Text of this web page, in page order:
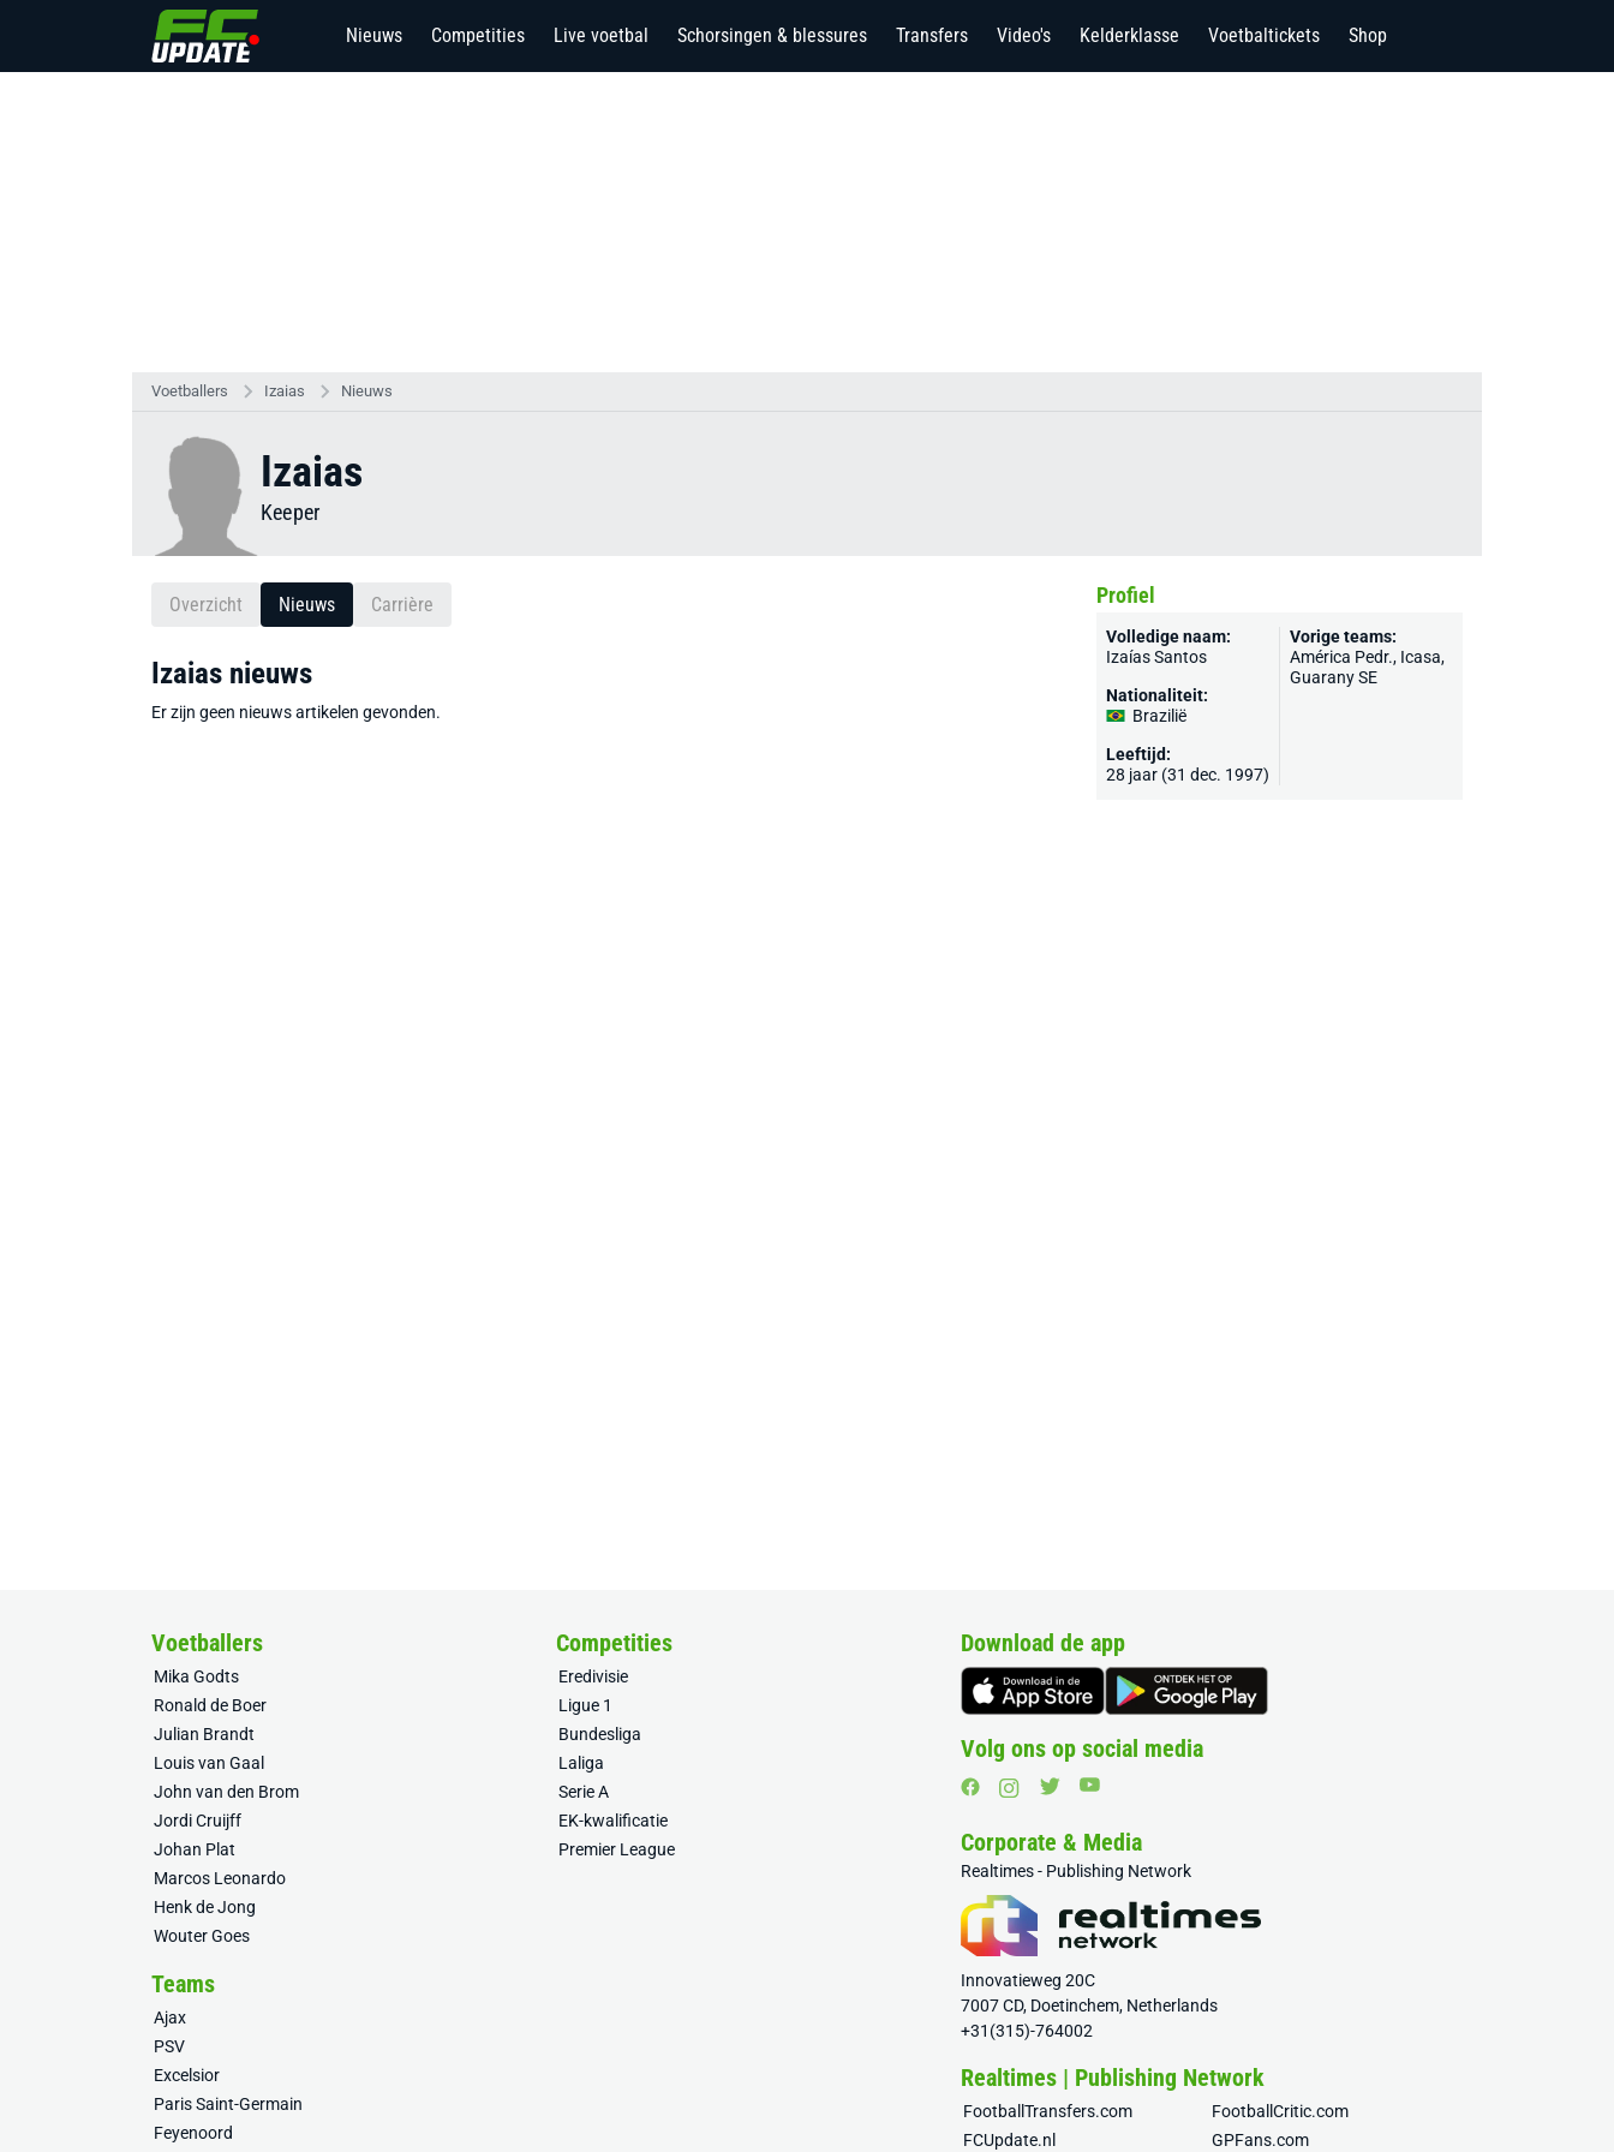
Nieuws Competities Live voetbal Schorsingen & blessures Transfers Video's Kelderklasse Voetbaltickets Shop
Voetballers Izaias Nieuws
Izaias
Keeper
Overzicht Nieuws Carrière
Izaias nieuws
Er zijn geen nieuws artikelen gevonden.
Profiel
Volledige naam:
Izaías Santos
Nationaliteit:
Brazilië
Leeftijd:
28 jaar (31 dec. 1997)
Vorige teams:
América Pedr., Icasa,
Guarany SE
Voetballers
Mika Godts
Ronald de Boer
Julian Brandt
Louis van Gaal
John van den Brom
Jordi Cruijff
Johan Plat
Marcos Leonardo
Henk de Jong
Wouter Goes
Competities
Eredivisie
Ligue 1
Bundesliga
Laliga
Serie A
EK-kwalificatie
Premier League
Teams
Ajax
PSV
Excelsior
Paris Saint-Germain
Feyenoord
Download de app
Volg ons op social media
Corporate & Media
Realtimes - Publishing Network
Innovatieweg 20C
7007 CD, Doetinchem, Netherlands
+31(315)-764002
Realtimes | Publishing Network
FootballTransfers.com
FootballCritic.com
FCUpdate.nl
GPFans.com